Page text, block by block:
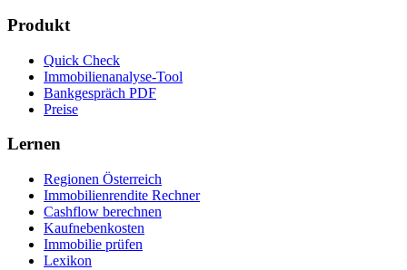
Produkt
Quick Check
Immobilienanalyse-Tool
Bankgespräch PDF
Preise
Lernen
Regionen Österreich
Immobilienrendite Rechner
Cashflow berechnen
Kaufnebenkosten
Immobilie prüfen
Lexikon